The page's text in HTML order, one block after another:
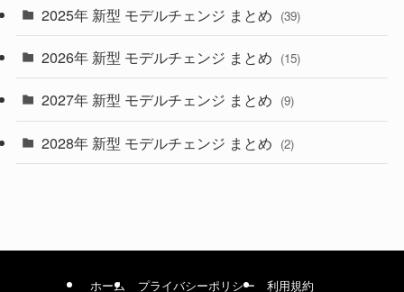
(9)
(4)
(1)
2025年 新型 モデルチェンジ まとめ (39)
2026年 新型 モデルチェンジ まとめ (15)
2027年 新型 モデルチェンジ まとめ (9)
2028年 新型 モデルチェンジ まとめ (2)
ホーム プライバシーポリシー 利用規約